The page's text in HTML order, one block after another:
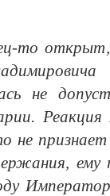
то
не
не
Свидетельство